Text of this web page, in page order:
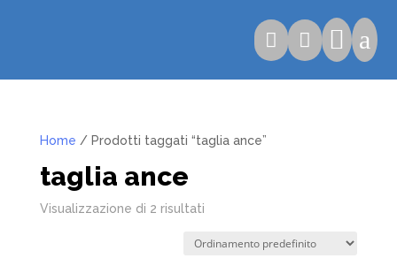
   a
Home / Prodotti taggati “taglia ance”
taglia ance
Visualizzazione di 2 risultati